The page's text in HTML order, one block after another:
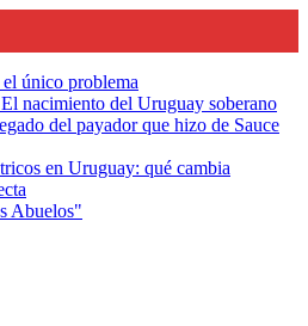
único problema
nacimiento del Uruguay soberano
del payador que hizo de Sauce
en Uruguay: qué cambia
Abuelos"